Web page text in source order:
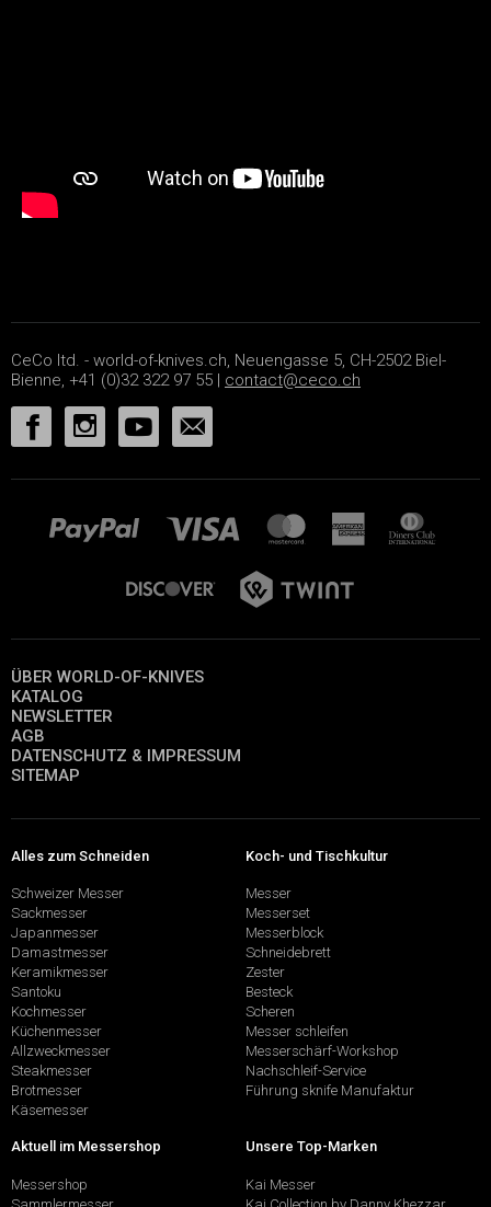
CeCo ltd. - world-of-knives.ch, Neuengasse 5, CH-2502 Biel-
Bienne, +41 (0)32 322 97 55 | contact@ceco.ch
ÜBER WORLD-OF-KNIVES
KATALOG
NEWSLETTER
AGB
DATENSCHUTZ & IMPRESSUM
SITEMAP
Alles zum Schneiden
Schweizer Messer
Sackmesser
Japanmesser
Damastmesser
Keramikmesser
Santoku
Kochmesser
Küchenmesser
Allzweckmesser
Steakmesser
Brotmesser
Käsemesser
Koch- und Tischkultur
Messer
Messerset
Messerblock
Schneidebrett
Zester
Besteck
Scheren
Messer schleifen
Messerschärf-Workshop
Nachschleif-Service
Führung sknife Manufaktur
Aktuell im Messershop
Messershop
Unsere Top-Marken
Kai Messer